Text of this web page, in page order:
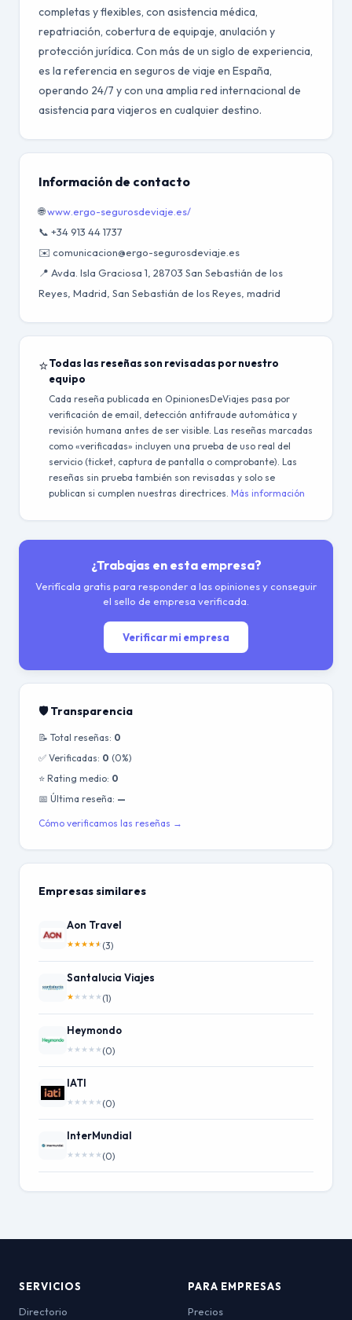
completas y flexibles, con asistencia médica,
repatriación, cobertura de equipaje, anulación y
protección jurídica. Con más de un siglo de experiencia,
es la referencia en seguros de viaje en España,
operando 24/7 y con una amplia red internacional de
asistencia para viajeros en cualquier destino.
Información de contacto
🌐www.ergo-segurosdeviaje.es/
📞 +34 913 44 1737
✉️ comunicacion@ergo-segurosdeviaje.es
📍 Avda. Isla Graciosa 1, 28703 San Sebastián de los
Reyes, Madrid, San Sebastián de los Reyes, madrid
⭐Todas las reseñas son revisadas por nuestro
equipo
Cada reseña publicada en OpinionesDeViajes pasa por
verificación de email, detección antifraude automática y
revisión humana antes de ser visible. Las reseñas marcadas
como «verificadas» incluyen una prueba de uso real del
servicio (ticket, captura de pantalla o comprobante). Las
reseñas sin prueba también son revisadas y solo se
publican si cumplen nuestras directrices. Más información
¿Trabajas en esta empresa?
Verifícala gratis para responder a las opiniones y conseguir
el sello de empresa verificada.
Verificar mi empresa
🛡️ Transparencia
📝 Total reseñas: 0
✅ Verificadas: 0 (0%)
⭐ Rating medio: 0
📅 Última reseña: —
Cómo verificamos las reseñas →
Empresas similares
Aon Travel
★★★★★ (3)
Santalucia Viajes
★ ★ ★ ★ ★ (1)
Heymondo
★ ★ ★ ★ ★ (0)
IATI
★ ★ ★ ★ ★ (0)
InterMundial
★ ★ ★ ★ ★ (0)
SERVICIOS
Directorio
PARA EMPRESAS
Precios